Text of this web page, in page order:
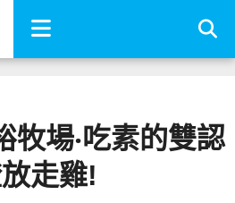
牧場‧吃素的雙認
走雞!